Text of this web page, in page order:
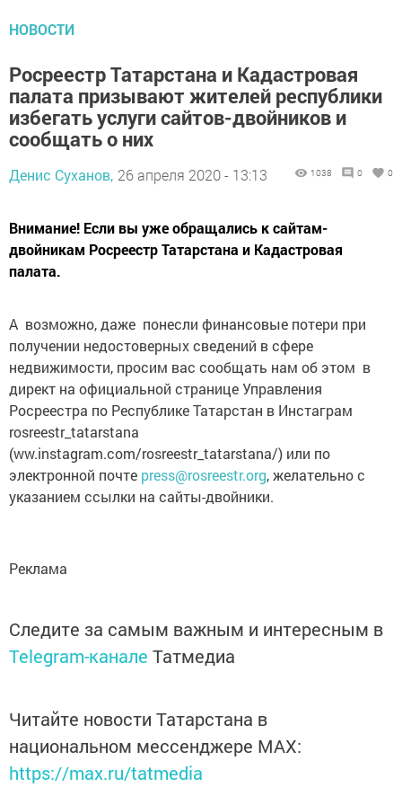
НОВОСТИ
Росреестр Татарстана и Кадастровая
палата призывают жителей республики
избегать услуги сайтов-двойников и
сообщать о них
Денис Суханов, 26 апреля 2020 - 13:13 1038 0 0
Внимание! Если вы уже обращались к сайтам-
двойникам Росреестр Татарстана и Кадастровая
палата.
А возможно, даже понесли финансовые потери при
получении недостоверных сведений в сфере
недвижимости, просим вас сообщать нам об этом в
директ на официальной странице Управления
Росреестра по Республике Татарстан в Инстаграм
rosreestr_tatarstana
(ww.instagram.com/rosreestr_tatarstana/) или по
электронной почте press@rosreestr.org, желательно с
указанием ссылки на сайты-двойники.
Реклама
Следите за самым важным и интересным в
Telegram-канале Татмедиа
Читайте новости Татарстана в
национальном мессенджере MАХ:
https://max.ru/tatmedia